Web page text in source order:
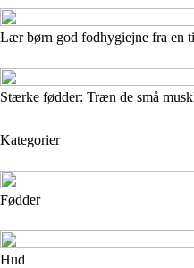
Lær børn god fodhygiejne fra en
Stærke fødder: Træn de små
Kategorier
Fødder
Hud